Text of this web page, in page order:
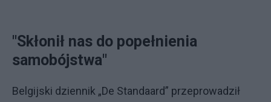
"Skłonił nas do popełnienia
samobójstwa"
Belgijski dziennik „De Standaard” przeprowadził